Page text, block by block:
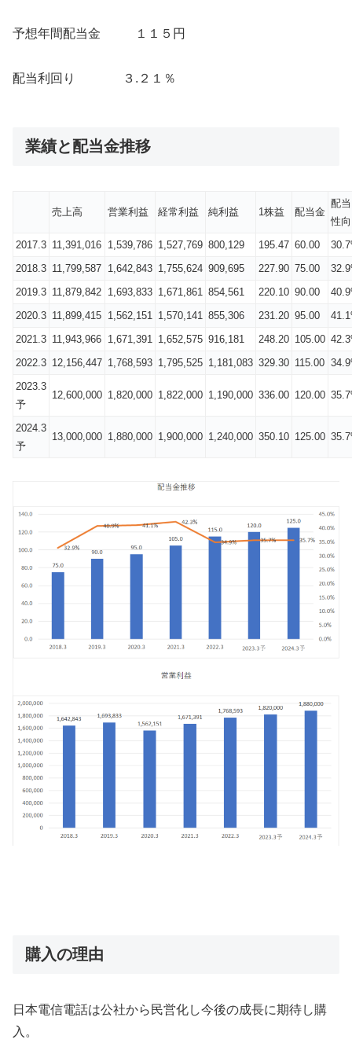
予想年間配当金 １１５円
配当利回り ３.２１％
業績と配当金推移
売上高 営業利益 経常利益 純利益 1株益 配当金
配当
性向
2017.3 11,391,016 1,539,786 1,527,769 800,129 195.47 60.00
2018.3 11,799,587 1,642,843 1,755,624 909,695 227.90 75.00
2019.3 11,879,842 1,693,833 1,671,861 854,561 220.10 90.00
2020.3 11,899,415 1,562,151 1,570,141 855,306 231.20 95.00
2021.3 11,943,966 1,671,391 1,652,575 916,181 248.20 105.00
2022.3 12,156,447 1,768,593 1,795,525 1,181,083 329.30 115.00
2023.3
予
12,600,000 1,820,000 1,822,000 1,190,000 336.00 120.00
2024.3
予
13,000,000 1,880,000 1,900,000 1,240,000 350.10 125.00
購入の理由
日本電信電話は公社から民営化し今後の成長に期待し購
入。